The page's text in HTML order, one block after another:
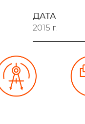
ДАТА
2015 г.